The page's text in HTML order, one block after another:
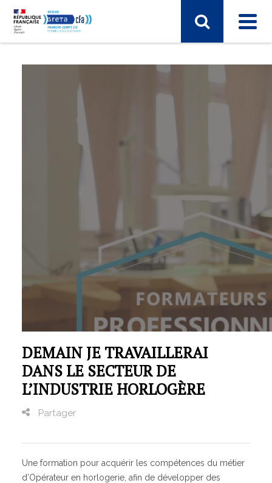
Sciences humaines, langues, pédagogie, information
Sport, hôtellerie, restauration, tourisme
Vie et gestion des organisations
Transport – Logistique
Arts, spectacle, industries créatives
GRETA-CFA de Besançon
GRETA-CFA du Haut-Doubs
GRETA-CFA Haute-Saône & Nord Franche-Comté
GIP FTLV
PROCHAINES FORMATIONS
Pré-inscription aux formations en Franche-Comté
DEMAIN JE TRAVAILLERAI
DANS LE SECTEUR DE
L’INDUSTRIE HORLOGÈRE
Partager
Une formation pour acquérir les compétences du métier
d’Opérateur en horlogerie, afin de développer des